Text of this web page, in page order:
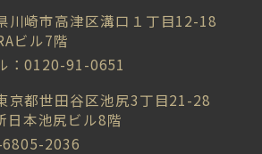
川崎市高津区溝口１丁目12-18
ビル7階
：0120-91-0651
京都世田谷区池尻3丁目21-28
日本池尻ビル8階
2036